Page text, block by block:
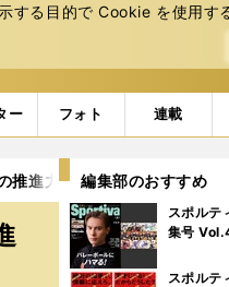
する⽬的で Cookie を使⽤す
ー フォト 連載
推進力 2ページ目
編集部のおすすめ
スポル
集号
スポル